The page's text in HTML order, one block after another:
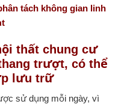
tách không gian linh
thất chung cư
trượt, có thể
lưu trữ
sử dụng mỗi ngày, vì